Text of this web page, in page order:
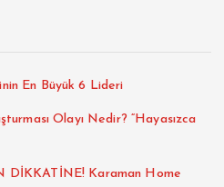
En Büyük 6 Lideri
Olayı Nedir? “Hayasızca
DİKKATİNE! Karaman Home